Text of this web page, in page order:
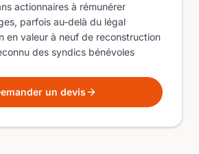
actionnaires à rémunérer
parfois au-delà du légal
en valeur à neuf de reconstruction
des syndics bénévoles
un devis